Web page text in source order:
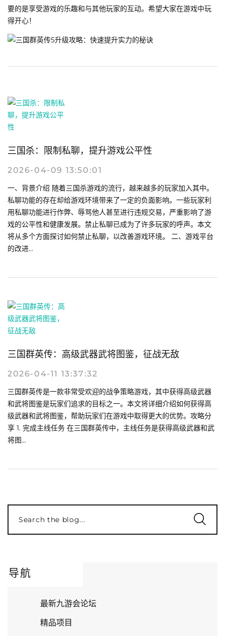
要的是享受游戏的乐趣和与其他玩家的互动。希望大家在游戏中玩
得开心！
三国杀：限制私聊，提升游戏公平性
2026-04-09 13:50:01
一、背景介绍 随着三国杀游戏的流行，越来越多的玩家加入其中。
私聊功能的存在却给游戏环境带来了一定的负面影响。一些玩家利
用私聊功能进行作弊、辱骂他人甚至进行违规交易，严重影响了游
戏的公平性和健康发展。禁止私聊已成为了许多玩家的呼声。本文
将从多个方面探讨如何禁止私聊，以改善游戏环境。 二、游戏平台
的改进...
三国群英传：高级武器武将图鉴，征战无敌
2026-04-11 13:37:32
三国群英传是一款非常受欢迎的战争策略游戏，其中获得高级武器
和武将图鉴是玩家们追求的目标之一。本文将详细介绍如何获得高
级武器和武将图鉴，帮助玩家们在游戏中取得更大的优势。攻略分
享 1. 完成主线任务 在三国群英传中，主线任务是获得高级武器和武
将图...
Search the blog...
导航
最新九游会论坛
精品项目